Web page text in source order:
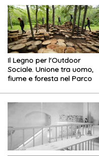
Il Legno per l'Outdoor
Sociale. Unione tra uomo,
fiume e foresta nel Parco